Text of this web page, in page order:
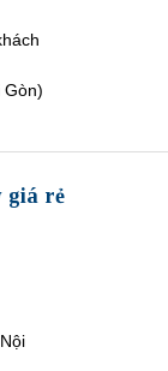
Gòn)
giá rẻ